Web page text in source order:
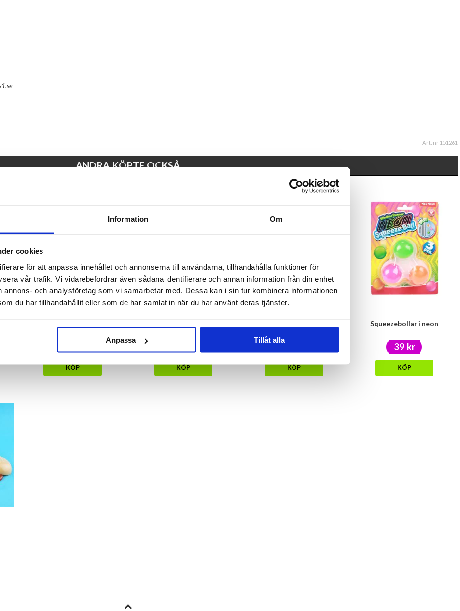
Information Om
cookies
för att anpassa innehållet och annonserna till användarna, tillhandahålla funktioner för
vår trafik. Vi vidarebefordrar även sådana identifierare och annan information från din enhet
annons- och analysföretag som vi samarbetar med. Dessa kan i sin tur kombinera informationen
du har tillhandahållit eller som de har samlat in när du har använt deras tjänster.
Anpassa Tillåt alla
Art. nr 151261
ANDRA KÖPTE OCKSÅ
KÖP
(Rosett)
KÖP KÖP
Squeezebollar i neon
39 kr
KÖP